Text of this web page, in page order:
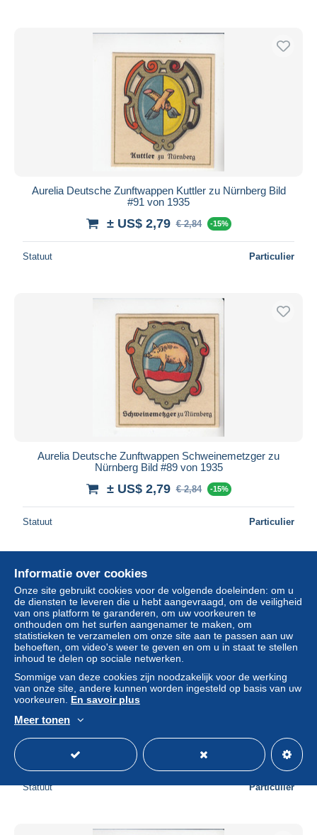
Aurelia Deutsche Zunftwappen Kuttler zu Nürnberg Bild
#91 von 1935
± US$ 2,79 € 2,84 -15%
Statuut Particulier
Aurelia Deutsche Zunftwappen Schweinemetzger zu
Nürnberg Bild #89 von 1935
± US$ 2,79 € 2,84 -15%
Statuut Particulier
Aurelia Deutsche Zunftwappen Barbierer zu Nürnberg Bild
± US$ 2,79 € 2,84
Statuut Particulier
Informatie over cookies
Onze site gebruikt cookies voor de volgende doeleinden: om u
de diensten te leveren die u hebt aangevraagd, om de veiligheid
van ons platform te garanderen, om uw voorkeuren te
onthouden om het surfen aangenamer te maken, om
statistieken te verzamelen om onze site aan te passen aan uw
behoeften, om video's weer te geven en om u in staat te stellen
inhoud te delen op sociale netwerken.
Sommige van deze cookies zijn noodzakelijk voor de werking
van onze site, andere kunnen worden ingesteld op basis van uw
voorkeuren. En savoir plus
Meer tonen